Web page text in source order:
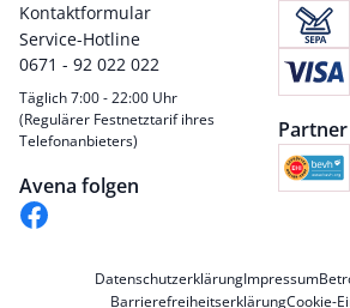
Kontaktformular
Service-Hotline
0671 - 92 022 022
Täglich 7:00 - 22:00 Uhr
(Regulärer Festnetztarif ihres
Telefonanbieters)
Avena folgen
Partner
DatenschutzerklärungImpressum
BarrierefreiheitserklärungCookie-